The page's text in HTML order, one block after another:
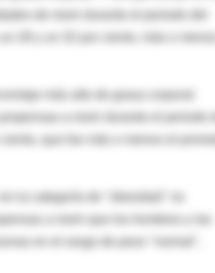
28 y un 32 por ciento, más o
más alto de grasa corporal
que fue más o menos el
la categoría de "obesidad" no
a morir que los hombres y las
en el rango de peso "normal",